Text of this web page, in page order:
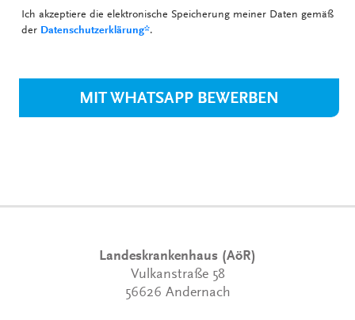
Ich akzeptiere die elektronische Speicherung meiner Daten gemäß
der Datenschutzerklärung*.
MIT WHATSAPP BEWERBEN
Landeskrankenhaus (AöR)
Vulkanstraße 58
56626 Andernach